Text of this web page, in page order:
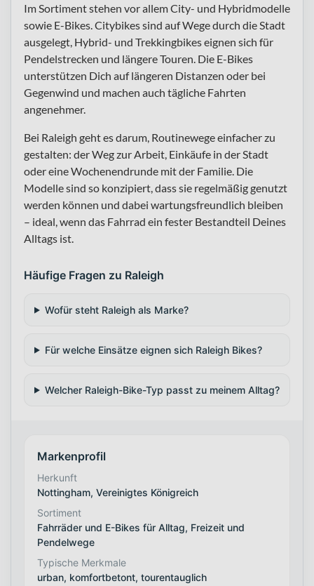
Im Sortiment stehen vor allem City- und Hybridmodelle
sowie E-Bikes. Citybikes sind auf Wege durch die Stadt
ausgelegt, Hybrid- und Trekkingbikes eignen sich für
Pendelstrecken und längere Touren. Die E-Bikes
unterstützen Dich auf längeren Distanzen oder bei
Gegenwind und machen auch tägliche Fahrten
angenehmer.
Bei Raleigh geht es darum, Routinewege einfacher zu
gestalten: der Weg zur Arbeit, Einkäufe in der Stadt
oder eine Wochenendrunde mit der Familie. Die
Modelle sind so konzipiert, dass sie regelmäßig genutzt
werden können und dabei wartungsfreundlich bleiben
– ideal, wenn das Fahrrad ein fester Bestandteil Deines
Alltags ist.
Häufige Fragen zu Raleigh
Wofür steht Raleigh als Marke?
Für welche Einsätze eignen sich Raleigh Bikes?
Welcher Raleigh-Bike-Typ passt zu meinem Alltag?
Markenprofil
Herkunft
Nottingham, Vereinigtes Königreich
Sortiment
Fahrräder und E-Bikes für Alltag, Freizeit und
Pendelwege
Typische Merkmale
urban, komfortbetont, tourentauglich